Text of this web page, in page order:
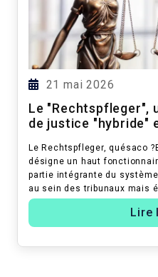
21 mai 2026
Le "Rechtspfleger",
de justice "hybride"
Le Rechtspfleger, quésaco
désigne un haut
partie intégrante du
au sein des tribunaux mais
Il joue ...
Lire